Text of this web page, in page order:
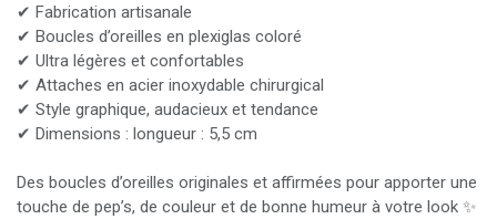
✔ Fabrication artisanale
✔ Boucles d’oreilles en plexiglas coloré
✔ Ultra légères et confortables
✔ Attaches en acier inoxydable chirurgical
✔ Style graphique, audacieux et tendance
✔ Dimensions : longueur : 5,5 cm
Des boucles d’oreilles originales et affirmées pour apporter une
touche de pep’s, de couleur et de bonne humeur à votre look ✨